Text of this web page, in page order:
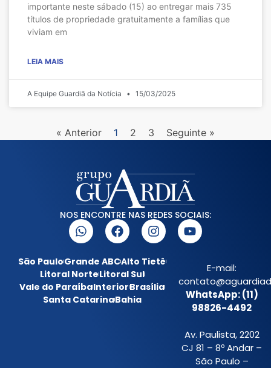
importante neste sábado (15) ao entregar mais 735
títulos de propriedade gratuitamente a famílias que
viviam em
LEIA MAIS
A Equipe Guardiã da Notícia 15/03/2025
« Anterior 1 2 3 Seguinte »
NOS ENCONTRE NAS REDES SOCIAIS:
São PauloGrande ABCAlto Tietê
Litoral NorteLitoral Sul
Vale do ParaíbaInteriorBrasília
Santa CatarinaBahia
E-mail:
WhatsApp: (11)
98826-4492
Av. Paulista, 2202
CJ 81 – 8º Andar –
São Paulo –